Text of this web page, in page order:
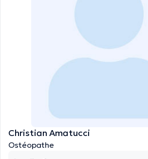
Christian Amatucci
Ostéopathe